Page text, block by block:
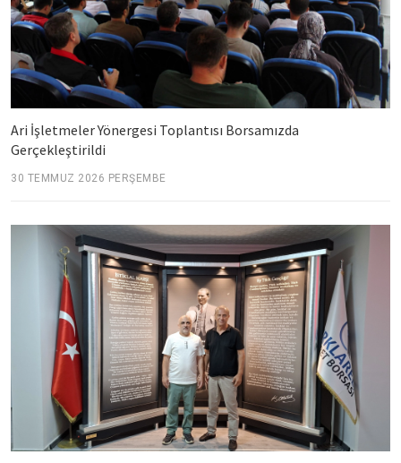
Ari İşletmeler Yönergesi Toplantısı Borsamızda
Gerçekleştirildi
30 TEMMUZ 2026 PERŞEMBE